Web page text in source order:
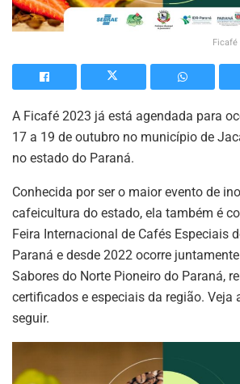
A Ficafé 2023 já está agendada para
17 a 19 de outubro no município de
no estado do Paraná.
Conhecida por ser o maior evento de
cafeicultura do estado, ela também é
Feira Internacional de Cafés Especiais
Paraná e desde 2022 ocorre
Sabores do Norte Pioneiro do Paraná,
certificados e especiais da região. Veja
seguir.